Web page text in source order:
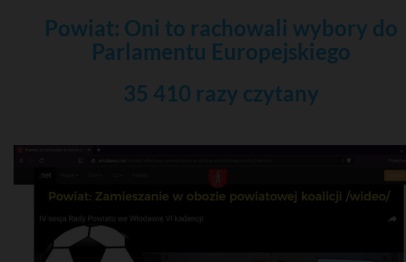
Powiat: Oni to rachowali wybory do
Parlamentu Europejskiego
35 410 razy czytany